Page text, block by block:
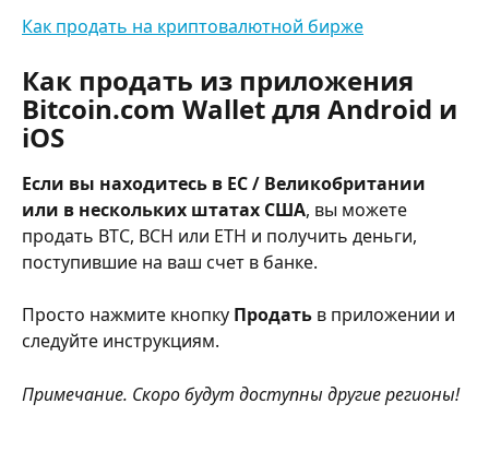
Как продать на криптовалютной бирже
Как продать из приложения
Bitcoin.com Wallet для Android и
iOS
Если вы находитесь в ЕС / Великобритании
или в нескольких штатах США, вы можете
продать BTC, BCH или ETH и получить деньги,
поступившие на ваш счет в банке.
Просто нажмите кнопку Продать в приложении и
следуйте инструкциям.
Примечание. Скоро будут доступны другие регионы!